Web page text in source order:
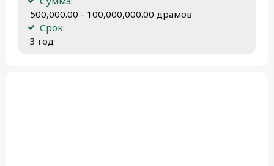
500,000.00 - 100,000,000.00 драмов
Срок:
3 год